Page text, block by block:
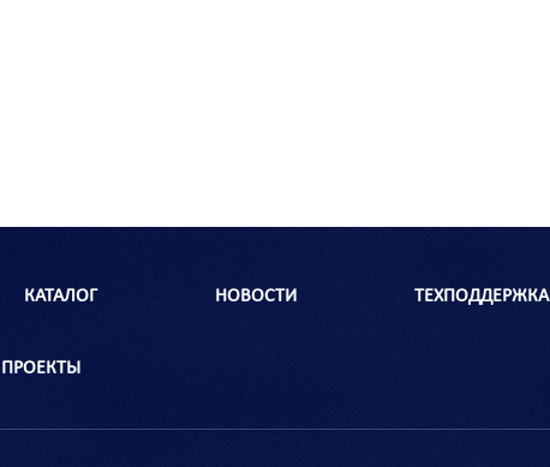
КАТАЛОГ НОВОСТИ ТЕХПОДДЕРЖКА
ПРОЕКТЫ